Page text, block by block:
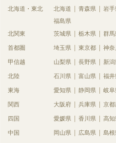
北海道・東北 北海道 青森県 岩
福島県
北関東
茨城県 栃木県 群
首都圏 埼玉県 東京都 神
甲信越 山梨県 長野県 新
北陸 石川県 富山県 福
東海 愛知県 静岡県 岐
関西 大阪府 兵庫県 京
四国 愛媛県 香川県 高
中国 岡山県 広島県 島